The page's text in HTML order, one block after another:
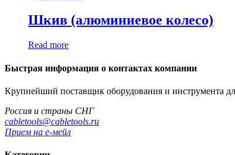
Шкив (алюминиевое колесо)
Read more
Быстрая информация о контактах компании
Крупнейший поставщик оборудования и инструмента
Россия и страны СНГ
cabletools@cabletools.ru
Прием на е-мейл